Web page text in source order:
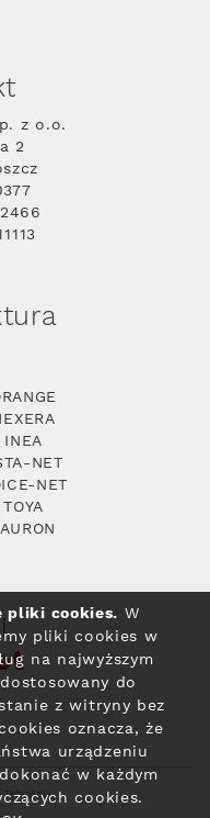
z o.o.
2
NET
NET
pliki cookies. W
pliki cookies w
na najwyższym
do
z witryny bez
oznacza, że
urządzeniu
w każdym
cookies.